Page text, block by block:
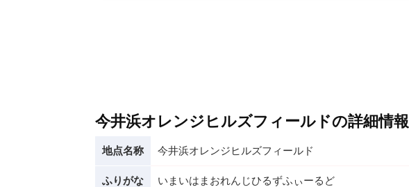
今井浜オレンジヒルズフィールドの詳細情報
地点名称 今井浜オレンジヒルズフィールド
ふりがな いまいはまおれんじひるずふぃーるど